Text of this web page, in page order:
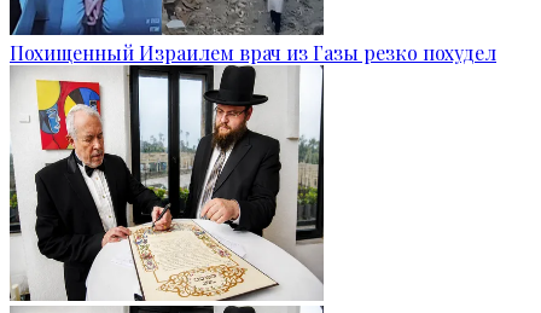
Похищенный Израилем врач из Газы резко похудел